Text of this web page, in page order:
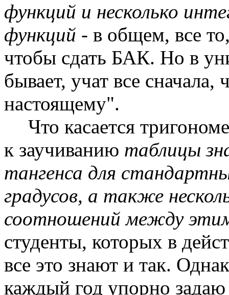
функций и несколько
функций - в общем, все
чтобы сдать БАК. Но в
бывает, учат все
настоящему".
Что касается
к заучиванию таблицы
тангенса для
градусов, а также
соотношений между
студенты, которых в
все это знают и так.
каждый год упорно